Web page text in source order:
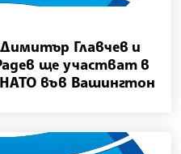
Главчев и
ще участват в
във Вашингтон